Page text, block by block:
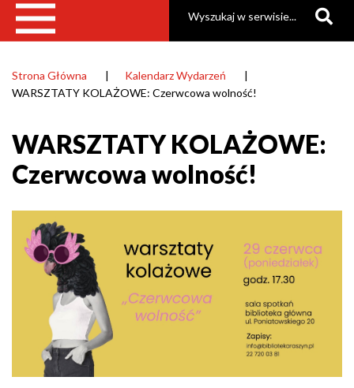
Ścieżka
Strona Główna
Kalendarz Wydarzeń
WARSZTATY KOLAŻOWE: Czerwcowa wolność!
WARSZTATY KOLAŻOWE:
Czerwcowa wolność!